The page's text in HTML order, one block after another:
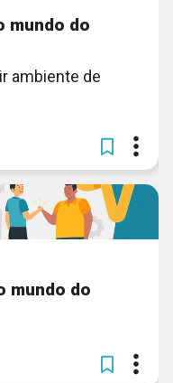
mundo do
ambiente de
mundo do